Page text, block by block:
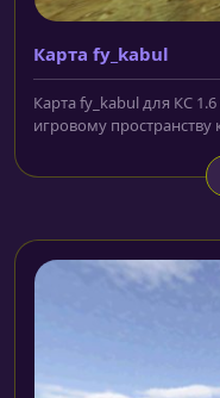
Карта fy_kabul
Карта fy_kabul для КС
игровому пространству